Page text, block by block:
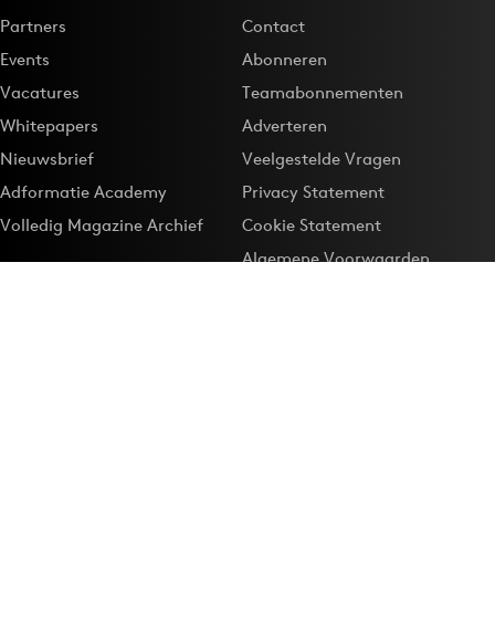
Partners
Events
Vacatures
Whitepapers
Nieuwsbrief
Adformatie Academy
Volledig Magazine Archief
Contact
Abonneren
Teamabonnementen
Adverteren
Veelgestelde Vragen
Privacy Statement
Cookie Statement
Algemene Voorwaarden